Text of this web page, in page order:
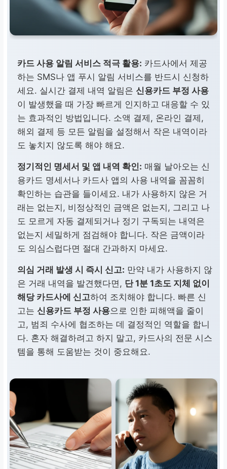
카드 사용 알림 서비스 적극 활용: 카드사에서 제공
하는 SMS나 앱 푸시 알림 서비스를 반드시 신청하
세요. 실시간 결제 내역 알림은 신용카드 부정 사용
이 발생했을 때 가장 빠르게 인지하고 대응할 수 있
는 효과적인 방법입니다. 소액 결제, 온라인 결제,
해외 결제 등 모든 알림을 설정해서 작은 내역이라
도 놓치지 않도록 해야 해요.
정기적인 명세서 및 앱 내역 확인: 매월 날아오는 신
용카드 명세서나 카드사 앱의 사용 내역을 꼼꼼히
확인하는 습관을 들이세요. 내가 사용하지 않은 거
래는 없는지, 비정상적인 금액은 없는지, 그리고 나
도 모르게 자동 결제되거나 정기 구독되는 내역은
없는지 세밀하게 점검해야 합니다. 작은 금액이라
도 의심스럽다면 절대 간과하지 마세요.
의심 거래 발생 시 즉시 신고: 만약 내가 사용하지 않
은 거래 내역을 발견했다면, 단 1분 1초도 지체 없이
해당 카드사에 신고하여 조치해야 합니다. 빠른 신
고는 신용카드 부정 사용으로 인한 피해액을 줄이
고, 범죄 수사에 협조하는 데 결정적인 역할을 합니
다. 혼자 해결하려고 하지 말고, 카드사의 전문 시스
템을 통해 도움받는 것이 중요해요.